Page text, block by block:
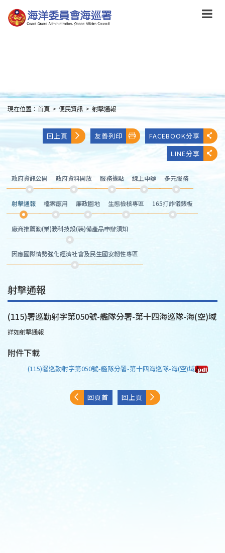
到
主
:::
現在位置： 首頁 > 便民資訊 > 射擊通報
回上頁 友善列印
FACEBOOK分享
LINE分享
政府資訊公開 政府資料開放 服務據點 線上申辦 多元服務
射擊通報 檔案應用 廉政園地 生態檢核專區 165打詐儀錶板
廠商推薦勤(業)務科技設(裝)備產品申辦須知
因應國際情勢強化經濟社會及民生國安韌性專區
射擊通報
(115)署巡勤射字第050號-艦隊分署-第十四海巡隊-海(空)域
詳如射擊通報
附件下載
(115)署巡勤射字第050號-艦隊分署-第十四海巡隊-海(空)域
回頁首 回上頁